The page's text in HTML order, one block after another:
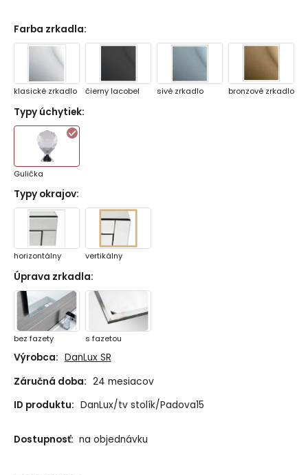
Farba zrkadla:
klasické zrkadlo čierny lacobel sivé zrkadlo bronzové zrkadlo
Typy úchytiek:
Gulička
Typy okrajov:
horizontálny vertikálny
Úprava zrkadla:
bez fazety s fazetou
Výrobca: DanLux SR
Záručná doba: 24 mesiacov
ID produktu: DanLux/tv stolík/Padova15
Dostupnosť: na objednávku